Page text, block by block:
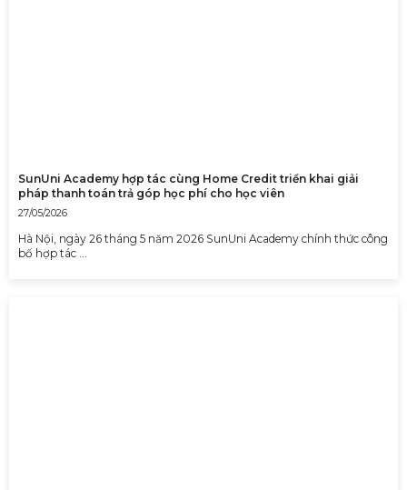
SunUni Academy hợp tác cùng Home Credit triển khai giải
pháp thanh toán trả góp học phí cho học viên
27/05/2026
Hà Nội, ngày 26 tháng 5 năm 2026 SunUni Academy chính thức công
bố hợp tác …